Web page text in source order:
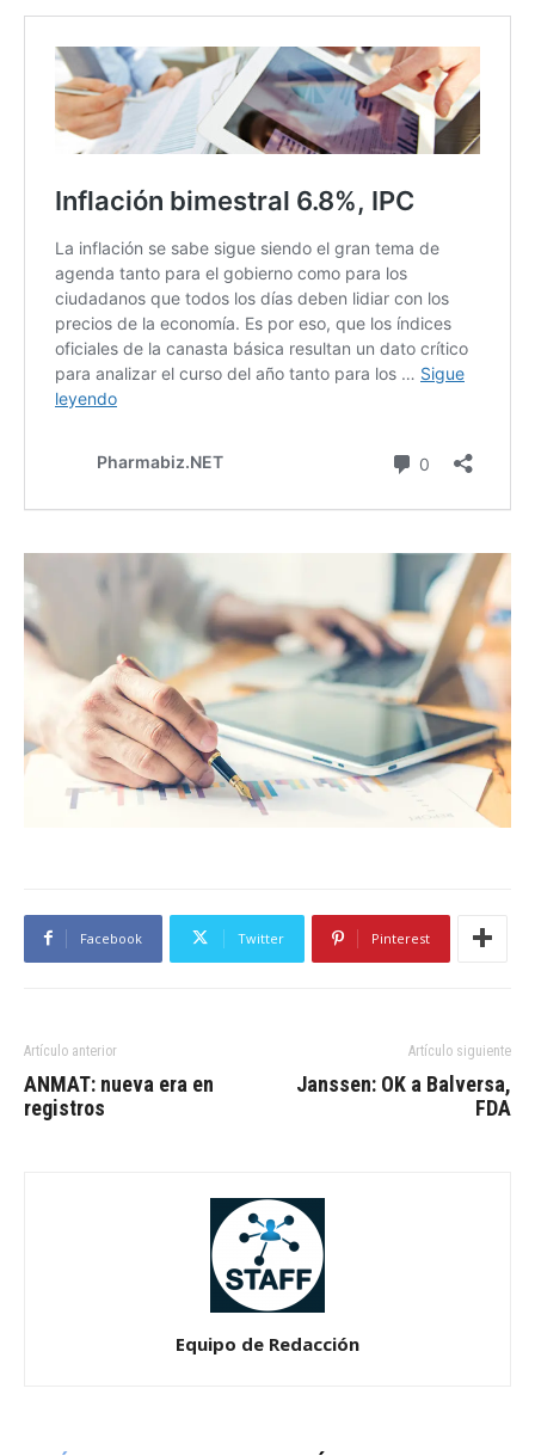
Facebook Twitter Pinterest
Artículo anterior
ANMAT: nueva era en
registros
Artículo siguiente
Janssen: OK a Balversa,
FDA
Equipo de Redacción